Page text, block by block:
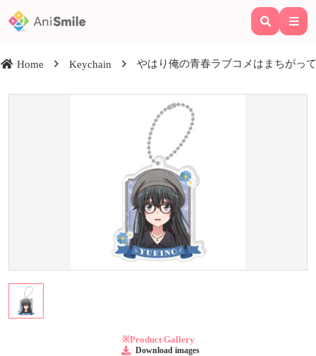
Home Keychain やはり俺の青春ラブコメはまちがっ
※Product Gallery
Download images